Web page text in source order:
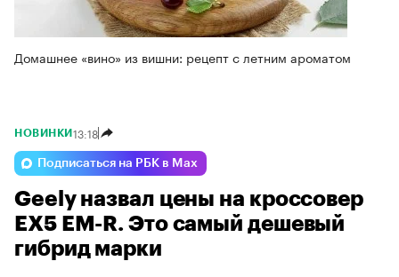
Домашнее «вино» из вишни: рецепт с летним ароматом
НОВИНКИ 13:18
Подписаться на РБК в Max
Geely назвал цены на кроссовер
EX5 EM-R. Это самый дешевый
гибрид марки